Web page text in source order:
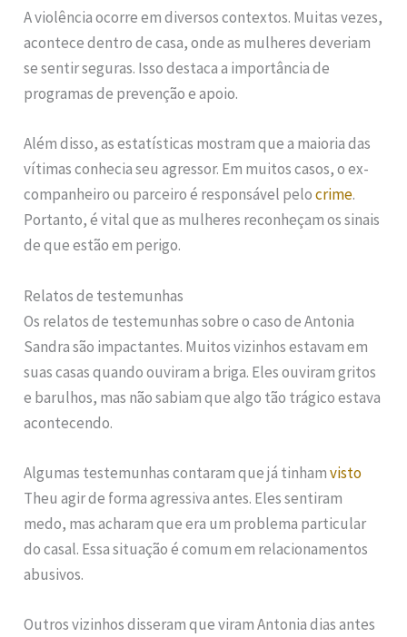
A violência ocorre em diversos contextos. Muitas vezes,
acontece dentro de casa, onde as mulheres deveriam
se sentir seguras. Isso destaca a importância de
programas de prevenção e apoio.
Além disso, as estatísticas mostram que a maioria das
vítimas conhecia seu agressor. Em muitos casos, o ex-
companheiro ou parceiro é responsável pelocrime.
Portanto, é vital que as mulheres reconheçam os sinais
de que estão em perigo.
Relatos de testemunhas
Os relatos de testemunhas sobre o caso de Antonia
Sandra são impactantes. Muitos vizinhos estavam em
suas casas quando ouviram a briga. Eles ouviram gritos
e barulhos, mas não sabiam que algo tão trágico estava
acontecendo.
Algumas testemunhas contaram que já tinhamvisto
Theu agir de forma agressiva antes. Eles sentiram
medo, mas acharam que era um problema particular
do casal. Essa situação é comum em relacionamentos
abusivos.
Outros vizinhos disseram que viram Antonia dias antes